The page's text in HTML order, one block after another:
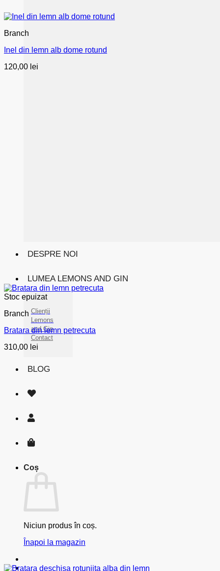
DESPRE NOI
LUMEA LEMONS AND GIN
Clienții
Lemons
and Gin
Contact
BLOG
Coș
Niciun produs în coș.
Înapoi la magazin
Branch
Inel din lemn alb dome rotund
120,00 lei
Stoc epuizat
Branch
Bratara din lemn petrecuta
310,00 lei